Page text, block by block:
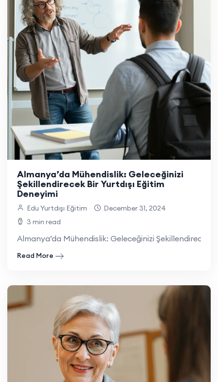
Almanya’da Mühendislik: Geleceğinizi
Şekillendirecek Bir Yurtdışı Eğitim
Deneyimi
Edu Yurtdışı Eğitim
December 31, 2024
3 min read
Almanya’da Mühendislik: Geleceğinizi Şekillendirecek
Read More